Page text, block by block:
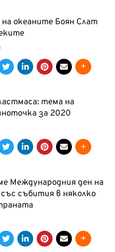
океаните Боян Слат
тема на
за 2020
Международния ден на
събития в няколко